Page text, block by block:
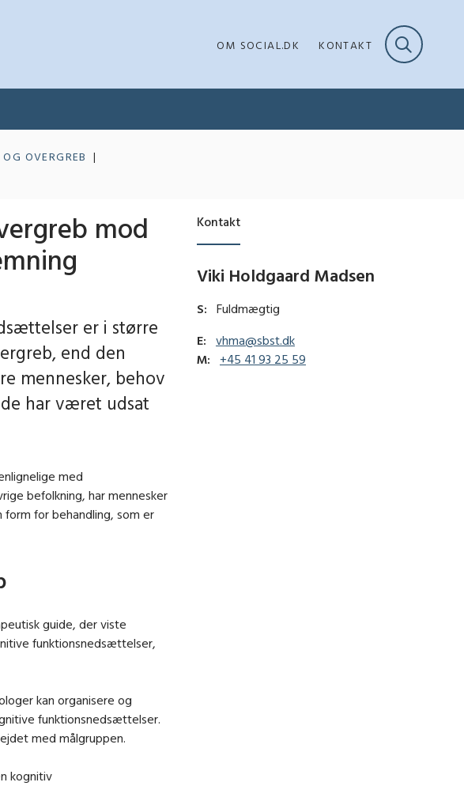
OM SOCIAL.DK KONTAKT
OVERGREB
mod
er i større
end den
mennesker, behov
har været udsat
med
befolkning, har mennesker
for behandling, som er
guide, der viste
funktionsnedsættelser,
kan organisere og
funktionsnedsættelser.
med målgruppen.
kognitiv
Kontakt
Viki Holdgaard Madsen
S:
Fuldmægtig
E:
vhma@sbst.dk
M:
+45 41 93 25 59